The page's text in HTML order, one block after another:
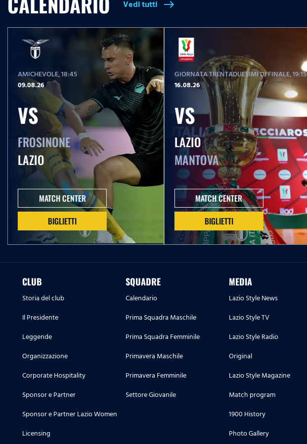
i
Vedi tutti east
AMICHEVOLE, 18:45
09.08.26
VS
FROSINONE
LAZIO
MATCH CENTER
BIGLIETTI
GIORNATA TRENTADUESIMI DI FINALE, 19:15
16.08.26
VS
LAZIO
MANTOVA
MATCH CENTER
BIGLIETTI
CLUB
Storia del club
Il Presidente
Leggende
Organizzazione
Corporate Hospitality
Sponsor e Partner
Sponsor e Partner Lazio Women
Licensing
SQUADRE
Calendario
Prima Squadra Maschile
Prima Squadra Femminile
Primavera Maschile
Primavera Femminile
Settore Giovanile
MEDIA
Lazio Style News
Lazio Style TV
Lazio Style Radio
Original
Lazio Style Magazine
Match program
1900 History
Photo Gallery